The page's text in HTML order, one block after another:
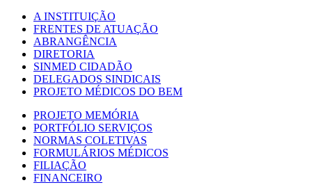
A INSTITUIÇÃO
FRENTES DE ATUAÇÃO
ABRANGÊNCIA
DIRETORIA
SINMED CIDADÃO
DELEGADOS SINDICAIS
PROJETO MÉDICOS DO BEM
PROJETO MEMÓRIA
PORTFÓLIO SERVIÇOS
NORMAS COLETIVAS
FORMULÁRIOS MÉDICOS
FILIAÇÃO
FINANCEIRO